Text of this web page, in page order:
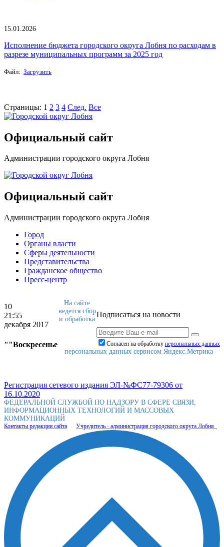
15.01.2026
Исполнение бюджета городского округа Лобня по расходам в
разрезе муниципальных программ за 2025 год
Файл: Загрузить
Страницы: 1 2 3 4 След. Все
Официальный сайт
Администрации городского округа Лобня
Официальный сайт
Администрации городского округа Лобня
Город
Органы власти
Сферы деятельности
Представительства
Гражданское общество
Пресс-центр
10
21:55
декабря 2017
""Воскресенье
Подписаться на новости
Согласен на обработку персональныx данных
На сайте
ведется сбор
и обработка
персональных данных сервисом Яндекс.Метрика
Регистрация сетевого издания ЭЛ-№ФС77-79306 от
16.10.2020
ФЕДЕРАЛЬНОЙ СЛУЖБОЙ ПО НАДЗОРУ В СФЕРЕ СВЯЗИ,
ИНФОРМАЦИОННЫХ ТЕХНОЛОГИЙ И МАССОВЫХ
КОММУНИКАЦИЙ
Контакты редакции сайта Учредитель - администрация городского округа Лобня